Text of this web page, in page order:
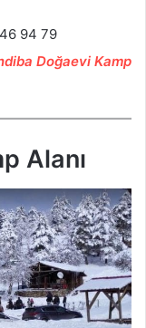
94 79
Doğaevi Kamp
Alanı